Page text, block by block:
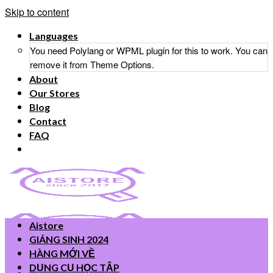
Skip to content
Languages
You need Polylang or WPML plugin for this to work. You can
remove it from Theme Options.
About
Our Stores
Blog
Contact
FAQ
Aistore
GIÁNG SINH 2024
HÀNG MỚI VỀ
DỤNG CỤ HỌC TẬP